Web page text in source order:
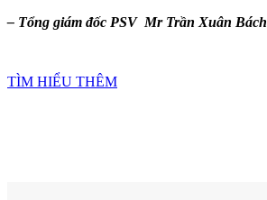
– Tổng giám đốc PSV Mr Trần Xuân Bách
TÌM HIỂU THÊM